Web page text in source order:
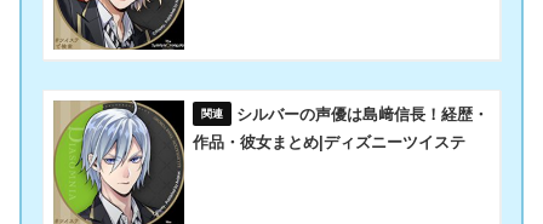
シルバーの声優は島﨑信長！経歴・
作品・彼女まとめ|ディズニーツイステ